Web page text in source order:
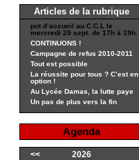
Articles de la rubrique
pot d’accueil au C.C.L le
mercredi 29 sept. de 17h à 19h.
CONTINUONS !
Campagne de refus 2010-2011
Tout est possible
La réussite pour tous ? C’est en
option !
Au Lycée Damas, la lutte paye
Un pas de plus vers la fin
Agenda
<<
2026